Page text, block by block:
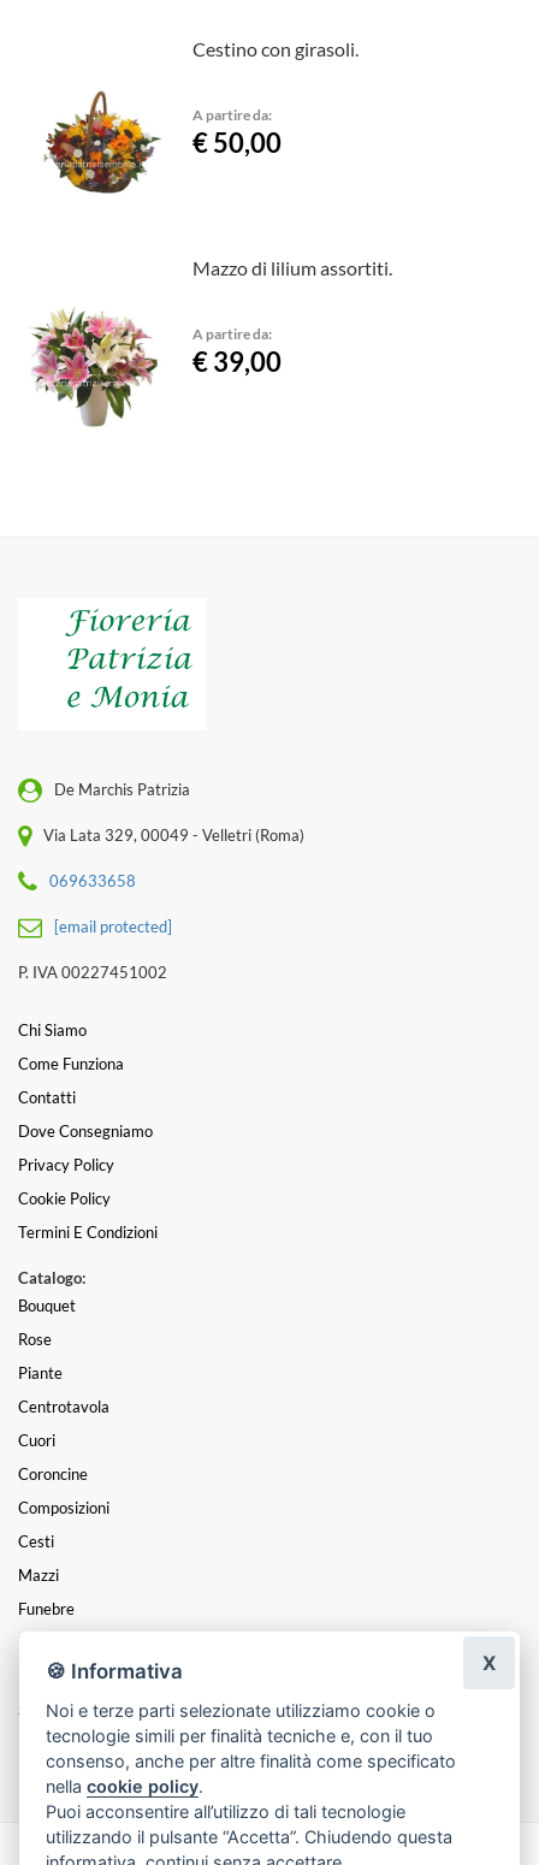
Cestino con girasoli.
A partire da:
€ 50,00
Mazzo di lilium assortiti.
A partire da:
€ 39,00
De Marchis Patrizia
Via Lata 329, 00049 - Velletri (Roma)
069633658
[email protected]
P. IVA 00227451002
Chi Siamo
Come Funziona
Contatti
Dove Consegniamo
Privacy Policy
Cookie Policy
Termini E Condizioni
Catalogo:
Bouquet
Rose
Piante
Centrotavola
Cuori
Coroncine
Composizioni
Cesti
Mazzi
Funebre
Natale
Festa Della Donna
San Valentino
Festa Della Mamma
🍪 Informativa
Noi e terze parti selezionate utilizziamo cookie o
tecnologie simili per finalità tecniche e, con il tuo
consenso, anche per altre finalità come specificato
nellacookie policy.
Puoi acconsentire all’utilizzo di tali tecnologie
utilizzando il pulsante “Accetta”. Chiudendo questa
X